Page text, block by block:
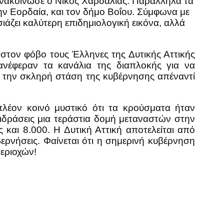
Εορδαία, και τον δήμο Βοΐου. Σύμφωνα με
καλύτερη επιδημιολογική εικόνα, αλλά
φόβο τους Έλληνες της Δυτικής Αττικής
τα κανάλια της διαπλοκής για να
σκληρή στάση της κυβέρνησης απέναντί
κοινό μυστικό ότι τα κρούσματα ήταν
μια τεράστια δομή μεταναστών στην
8.000. Η Δυτική Αττική αποτελείται από
Φαίνεται ότι η σημερινή κυβέρνηση